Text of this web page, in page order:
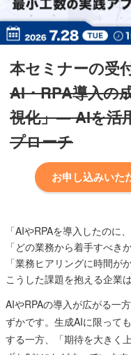
本セミナーの受
AI・RPA導入の
視化」― AIを活
プローチ
お申し込みいた
「AIやRPAを導入したのに
「どの業務から着手すべき
「業務ヒアリングに時間が
こうした課題を抱える企業
AIやRPAの導入が広がる一
ずかです。生成AIに限って
する一方、「期待を大きく